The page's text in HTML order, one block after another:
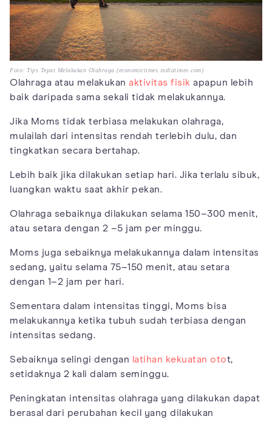
Foto: Tips Tepat Melakukan Olahraga (economictimes.indiatimes.com)
Olahraga atau melakukan aktivitas fisik apapun lebih
baik daripada sama sekali tidak melakukannya.
Jika Moms tidak terbiasa melakukan olahraga,
mulailah dari intensitas rendah terlebih dulu, dan
tingkatkan secara bertahap.
Lebih baik jika dilakukan setiap hari. Jika terlalu sibuk,
luangkan waktu saat akhir pekan.
Olahraga sebaiknya dilakukan selama 150–300 menit,
atau setara dengan 2 –5 jam per minggu.
Moms juga sebaiknya melakukannya dalam intensitas
sedang, yaitu selama 75–150 menit, atau setara
dengan 1–2 jam per hari.
Sementara dalam intensitas tinggi, Moms bisa
melakukannya ketika tubuh sudah terbiasa dengan
intensitas sedang.
Sebaiknya selingi dengan latihan kekuatan otot,
setidaknya 2 kali dalam seminggu.
Peningkatan intensitas olahraga yang dilakukan dapat
berasal dari perubahan kecil yang dilakukan